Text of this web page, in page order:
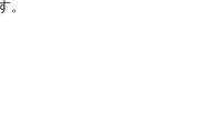
。